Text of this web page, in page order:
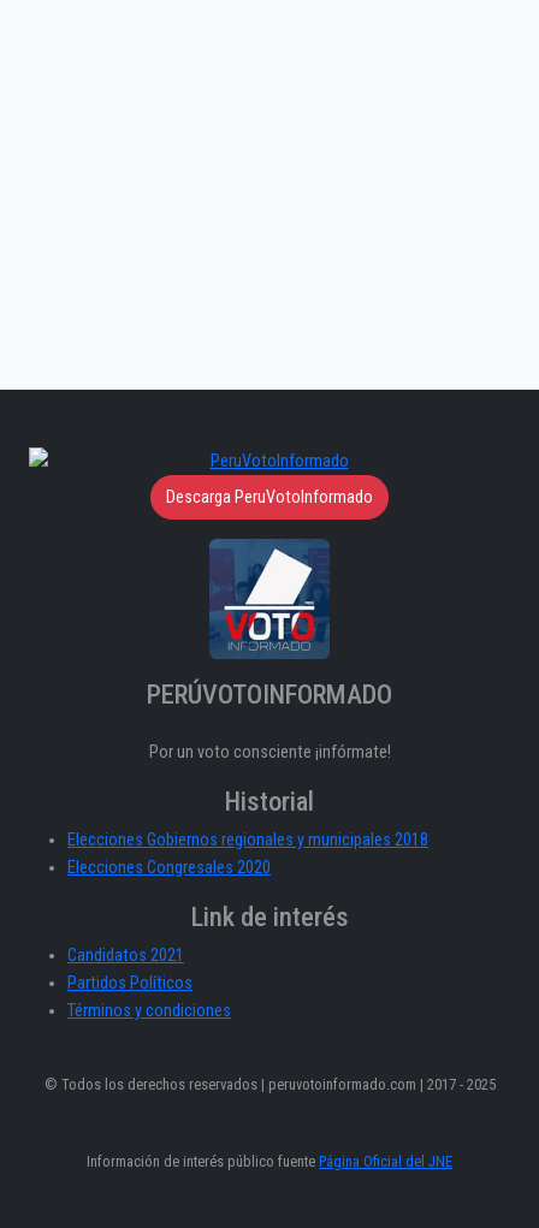
Descarga PeruVotoInformado
PERÚVOTOINFORMADO
Por un voto consciente ¡infórmate!
Historial
Elecciones Gobiernos regionales y municipales 2018
Elecciones Congresales 2020
Link de interés
Candidatos 2021
Partidos Políticos
Términos y condiciones
© Todos los derechos reservados | peruvotoinformado.com | 2017 - 2025
Información de interés público fuente Página Oficial del JNE